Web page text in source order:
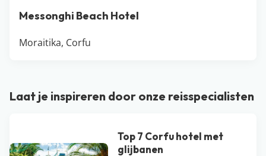
Messonghi Beach Hotel
Moraitika, Corfu
Laat je inspireren door onze reisspecialisten
Top 7 Corfu hotel met
glijbanen